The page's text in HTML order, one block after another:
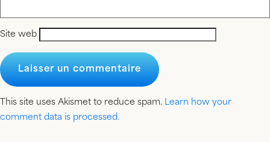
Site web
This site uses Akismet to reduce spam. Learn how your
comment data is processed.